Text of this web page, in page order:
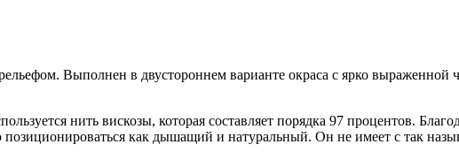
Выполнен в двустороннем варианте окраса с ярко
нить вискозы, которая составляет порядка 97 процентов.
как дышащий и натуральный. Он не имеет с так